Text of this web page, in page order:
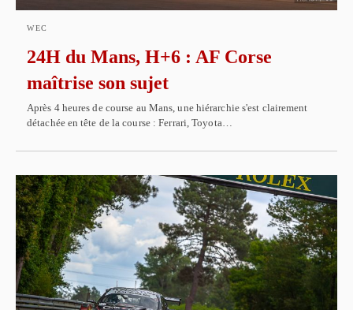
WEC
24H du Mans, H+6 : AF Corse
maîtrise son sujet
Après 4 heures de course au Mans, une hiérarchie s'est clairement
détachée en tête de la course : Ferrari, Toyota…